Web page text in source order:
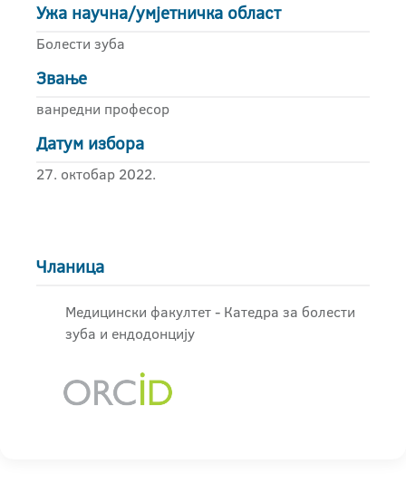
Ужа научна/умјетничка област
Болести зуба
Звање
ванредни професор
Датум избора
27. октобар 2022.
Чланица
Медицински факултет - Катедра за болести
зуба и ендодонцију